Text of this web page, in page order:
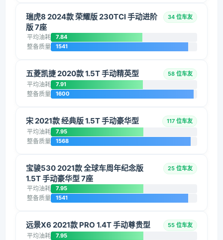
瑞虎8 2024款 荣耀版 230TCI 手动进阶
版 7座
34 位车友
平均油耗 7.84
整备质量 1541
五菱凯捷 2020款 1.5T 手动精英型 58 位车友
平均油耗 7.91
整备质量 1600
宋 2021款 经典版 1.5T 手动豪华型 117 位车友
平均油耗 7.95
整备质量 1568
宝骏530 2021款 全球车周年纪念版
1.5T 手动豪华型 7座
25 位车友
平均油耗 7.95
整备质量 1541
远景X6 2021款 PRO 1.4T 手动尊贵型 55 位车友
平均油耗 7.95